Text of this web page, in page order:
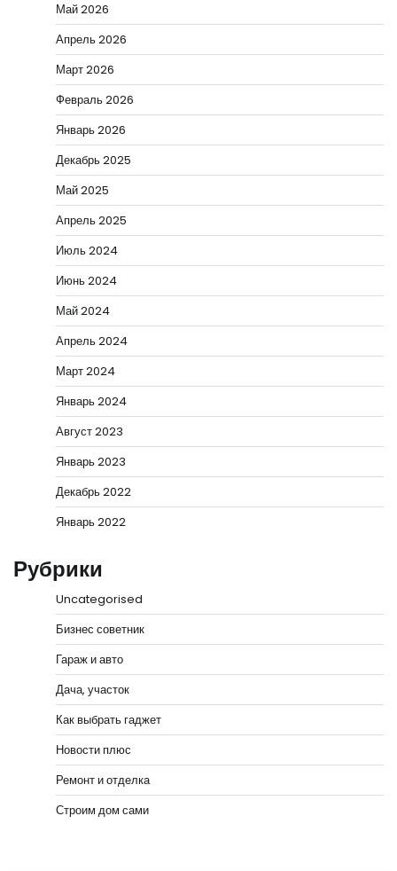
Май 2026
Апрель 2026
Март 2026
Февраль 2026
Январь 2026
Декабрь 2025
Май 2025
Апрель 2025
Июль 2024
Июнь 2024
Май 2024
Апрель 2024
Март 2024
Январь 2024
Август 2023
Январь 2023
Декабрь 2022
Январь 2022
Рубрики
Uncategorised
Бизнес советник
Гараж и авто
Дача, участок
Как выбрать гаджет
Новости плюс
Ремонт и отделка
Строим дом сами